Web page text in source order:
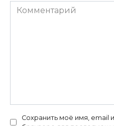
Комментарий
Сохранить моё имя, email